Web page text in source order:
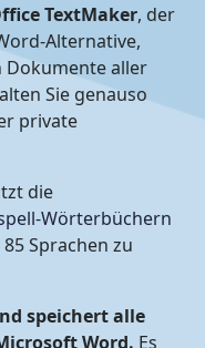
TextMaker, der
Alternative,
Dokumente aller
Sie genauso
private
die
Wörterbüchern
Sprachen zu
speichert alle
Word. Es